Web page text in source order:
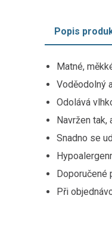
Popis
Matné,
Voděodolný
Odolává
Navržen tak,
Snadno se
Doporučené
Při